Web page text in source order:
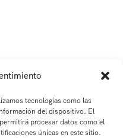
tecnologías como las
del dispositivo. El
procesar datos como el
únicas en este sitio.